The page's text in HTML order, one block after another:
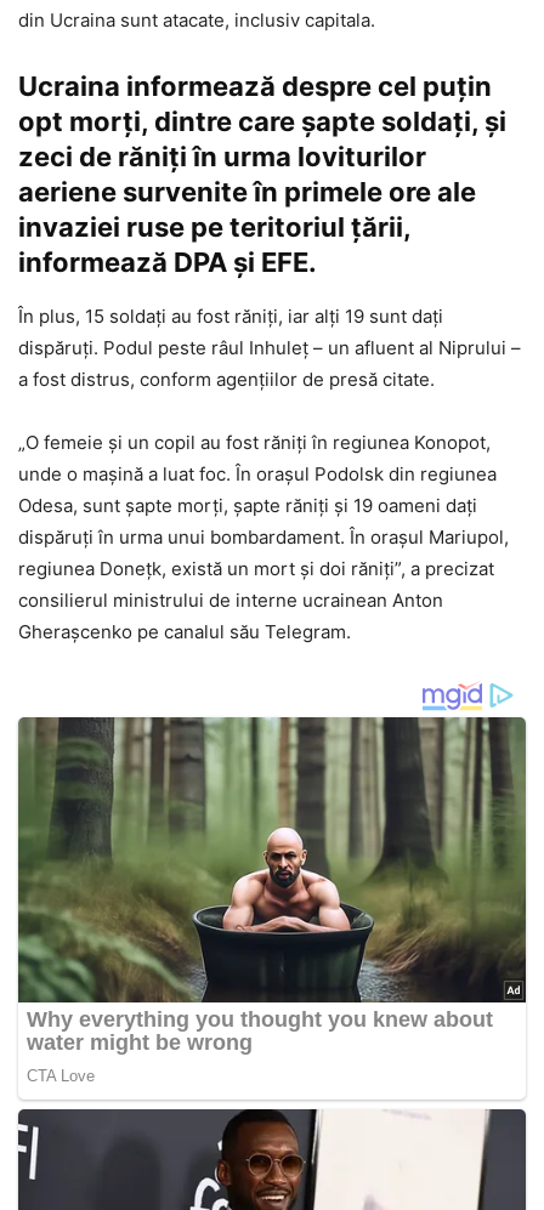
din Ucraina sunt atacate, inclusiv capitala.
Ucraina informează despre cel puţin
opt morţi, dintre care şapte soldaţi, şi
zeci de răniţi în urma loviturilor
aeriene survenite în primele ore ale
invaziei ruse pe teritoriul ţării,
informează DPA şi EFE.
În plus, 15 soldaţi au fost răniţi, iar alţi 19 sunt daţi
dispăruţi. Podul peste râul Inhuleţ – un afluent al Niprului –
a fost distrus, conform agenţiilor de presă citate.
„O femeie şi un copil au fost răniţi în regiunea Konopot,
unde o maşină a luat foc. În oraşul Podolsk din regiunea
Odesa, sunt şapte morţi, şapte răniţi şi 19 oameni daţi
dispăruţi în urma unui bombardament. În oraşul Mariupol,
regiunea Doneţk, există un mort şi doi răniţi”, a precizat
consilierul ministrului de interne ucrainean Anton
Gheraşcenko pe canalul său Telegram.